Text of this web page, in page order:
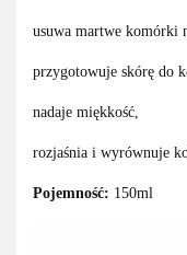
usuwa martwe komórki
przygotowuje skórę do
nadaje miękkość,
rozjaśnia i wyrównuje
Pojemność: 150ml